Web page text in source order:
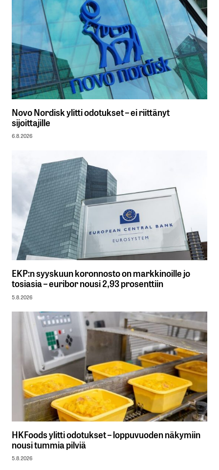
Novo Nordisk ylitti odotukset – ei riittänyt
sijoittajille
6.8.2026
EKP:n syyskuun koronnosto on markkinoille jo
tosiasia – euribor nousi 2,93 prosenttiin
5.8.2026
HKFoods ylitti odotukset – loppuvuoden näkymiin
nousi tummia pilviä
5.8.2026